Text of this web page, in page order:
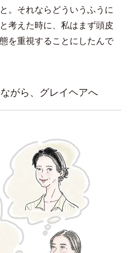
。それならどういうふうに
考えた時に、私はまず頭皮
を重視することにしたんで
がら、グレイヘアへ